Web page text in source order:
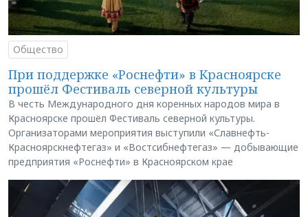
Общество
При поддержке «Роснефти» в Красноярске
прошёл Фестиваль северной культуры
В честь Международного дня коренных народов мира в
Красноярске прошёл Фестиваль северной культуры.
Организаторами мероприятия выступили «Славнефть-
Красноярскнефтегаз» и «Востсибнефтегаз» — добывающие
предприятия «Роснефти» в Красноярском крае